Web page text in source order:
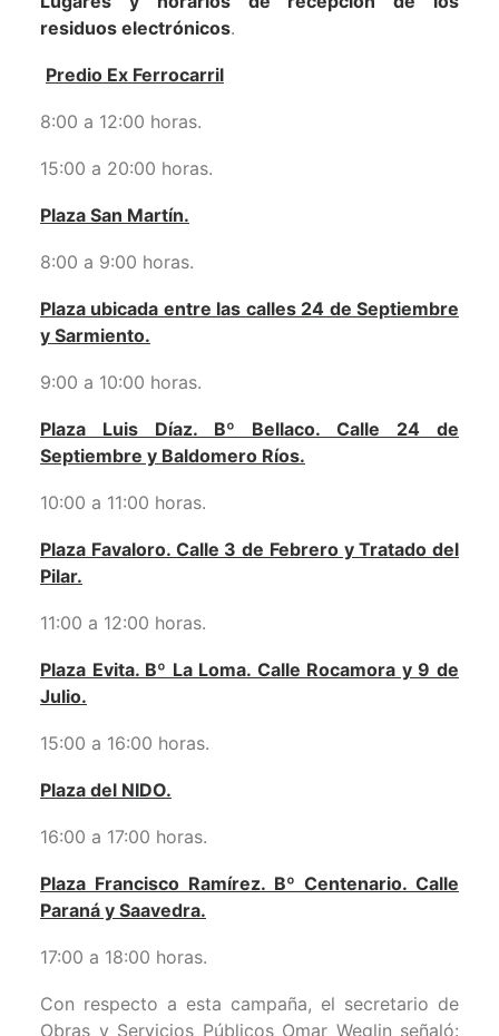
residuos electrónicos.
Predio Ex Ferrocarril
8:00 a 12:00 horas.
15:00 a 20:00 horas.
Plaza San Martín.
8:00 a 9:00 horas.
Plaza ubicada entre las calles 24 de Septiembre
y Sarmiento.
9:00 a 10:00 horas.
Plaza Luis Díaz. Bº Bellaco. Calle 24 de
Septiembre y Baldomero Ríos.
10:00 a 11:00 horas.
Plaza Favaloro. Calle 3 de Febrero y Tratado del
Pilar.
11:00 a 12:00 horas.
Plaza Evita. Bº La Loma. Calle Rocamora y 9 de
Julio.
15:00 a 16:00 horas.
Plaza del NIDO.
16:00 a 17:00 horas.
Plaza Francisco Ramírez. Bº Centenario. Calle
Paraná y Saavedra.
17:00 a 18:00 horas.
Con respecto a esta campaña, el secretario de
Obras y Servicios Públicos Omar Weglin señaló: